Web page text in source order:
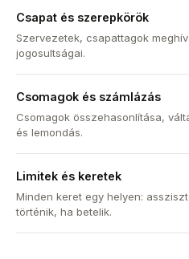
Csapat és szerepkörök
Szervezetek, csapattagok
jogosultságai.
Csomagok és számlázás
Csomagok összehasonlítása,
és lemondás.
Limitek és keretek
Minden keret egy helyen:
történik, ha betelik.